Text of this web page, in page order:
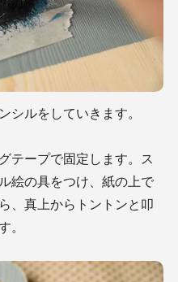
シルをしていきます。
テープで固定します。ス
絵の具をつけ、紙の上で
、真上からトントンと叩
。